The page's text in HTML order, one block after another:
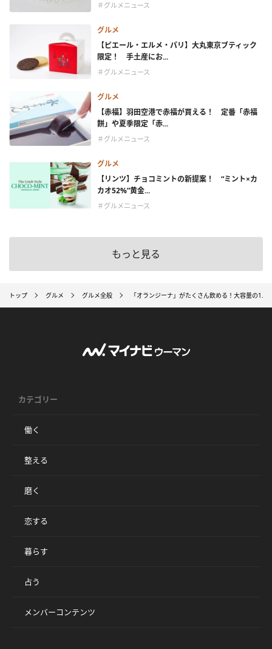
＃グルメニュース
グルメ
【ピエール・エルメ・パリ】大丸東京ブティック
限定！ 手土産にお...
＃グルメニュース
グルメ
【赤福】羽田空港で赤福が買える！ 定番「赤福
餅」や夏季限定「赤...
＃グルメニュース
グルメ
【リンツ】チョコミントの新提案！ “ミント×カ
カオ52%”黄金...
＃グルメニュース
もっと見る
トップ グルメ グルメ全般 「オランジーナ」がたくさん飲める！大容量の
カテゴリー
働く
整える
磨く
恋する
暮らす
占う
メンバーコンテンツ